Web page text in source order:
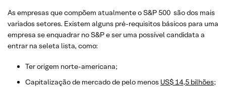
As empresas que compõem atualmente o S&P 500 são dos mais
variados setores. Existem alguns pré-requisitos básicos para uma
empresa se enquadrar no S&P e ser uma possível candidata a
entrar na seleta lista, como:
Ter origem norte-americana;
Capitalização de mercado de pelo menos US$ 14,5 bilhões;